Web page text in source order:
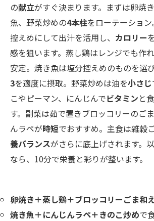
の献立がすぐ決まります。まずは卵焼
魚、野菜炒めの4本柱をローテーショ
控えめにして出汁を活用し、 カロリー
感を狙います。蒸し鶏はレンジでも作れ
安定。焼き魚は塩分控えめのものを選び
3を適度に摂取。野菜炒めは油を小さじ
こやピーマン、にんじんでビタミンと
す。副菜は茹で置きブロッコリーのご
んラペが時短でおすすめ。主食は雑穀
養バランスがさらに底上げされます。
なら、10分で栄養と彩りが整います。
卵焼き＋蒸し鶏＋ブロッコリーごま和
焼き魚＋にんじんラペ＋きのこ炒めで